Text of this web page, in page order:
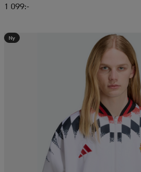
1 099:-
Ny